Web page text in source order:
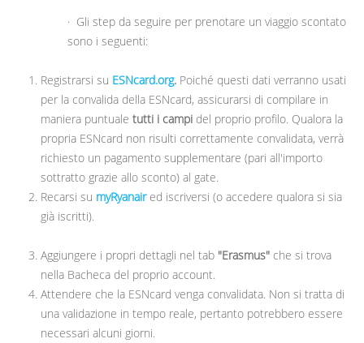
· Gli step da seguire per prenotare un viaggio scontato
sono i seguenti:
Registrarsi su ESNcard.org. Poiché questi dati verranno usati
per la convalida della ESNcard, assicurarsi di compilare in
maniera puntuale tutti i campi del proprio profilo. Qualora la
propria ESNcard non risulti correttamente convalidata, verrà
richiesto un pagamento supplementare (pari all'importo
sottratto grazie allo sconto) al gate.
Recarsi su myRyanaired iscriversi (o accedere qualora si sia
già iscritti).
Aggiungere i propri dettagli nel tab "Erasmus" che si trova
nella Bacheca del proprio account.
Attendere che la ESNcard venga convalidata. Non si tratta di
una validazione in tempo reale, pertanto potrebbero essere
necessari alcuni giorni.